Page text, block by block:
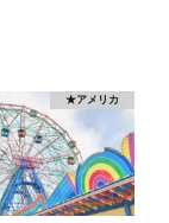
★アメリカ